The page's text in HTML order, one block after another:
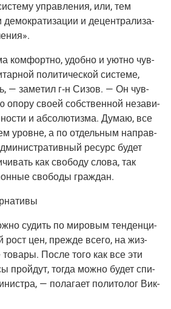
управ­ле­ния, или, тем
демо­кра­ти­за­ции и децен­тра­ли­за­
ком­форт­но, удоб­но и уют­но чув­
поли­ти­че­ской систе­ме,
— заме­тил г‑н Сизов. — Он чув­
опо­ру сво­ей соб­ствен­ной неза­ви­
и абсо­лю­тиз­ма. Думаю, все
уровне, а по отдель­ным направ­
ресурс будет
как сво­бо­ду сло­ва, так
сво­бо­ды граждан.
судить по миро­вым тен­ден­ци­
рост цен, преж­де все­го, на жиз­
После того как все эти
прой­дут, тогда мож­но будет спи­
— пола­га­ет поли­то­лог Вик­